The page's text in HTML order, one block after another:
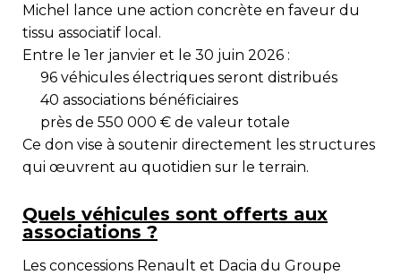
Michel lance une action concrète en faveur du
tissu associatif local.
Entre le 1er janvier et le 30 juin 2026 :
96 véhicules électriques seront distribués
40 associations bénéficiaires
près de 550 000 € de valeur totale
Ce don vise à soutenir directement les structures
qui œuvrent au quotidien sur le terrain.
Quels véhicules sont offerts aux
associations ?
Les concessions Renault et Dacia du Groupe